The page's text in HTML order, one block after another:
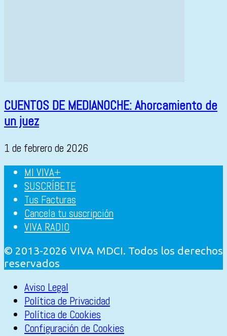
CUENTOS DE MEDIANOCHE: Ahorcamiento de
un juez
1 de febrero de 2026
MI VIVA+
SUSCRÍBETE
Tus Facturas
Cancela tu suscripción
VIVA RADIO
© 2013-2026 VIVA MDCI. Todos los derechos
reservados
Aviso Legal
Política de Privacidad
Política de Cookies
Configuración de Cookies